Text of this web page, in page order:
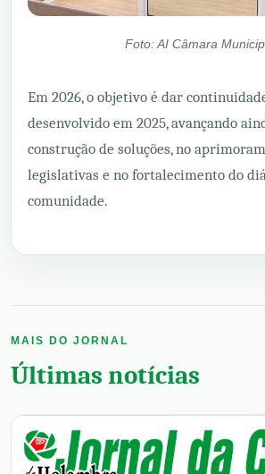
Foto: AI Câmara
Em 2026, o objetivo é dar
desenvolvido em 2025, avançando
construção de soluções, no
legislativas e no fortalecimento do
comunidade.
MAIS DO JORNAL
Últimas notícias